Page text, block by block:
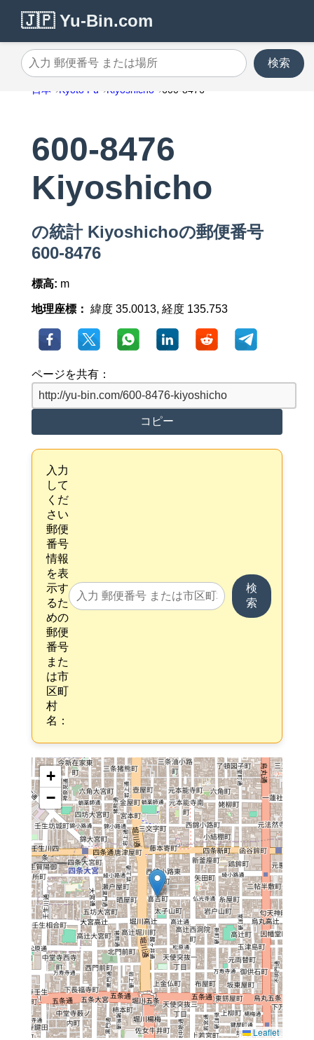
🇯🇵 Yu-Bin.com
入力 郵便番号 または場所
検索
日本 Kyoto Fu Kiyoshicho 600-8476
600-8476
Kiyoshicho
の統計 Kiyoshichoの郵便番号
600-8476
標高: m
地理座標： 緯度 35.0013, 経度 135.753
ページを共有：
コピー
入力
して
くだ
さい
郵便
番号
情報
を表
示す
るた
めの
郵便
番号
また
は市
区町
村
名：
検
索
+
−
Leaflet